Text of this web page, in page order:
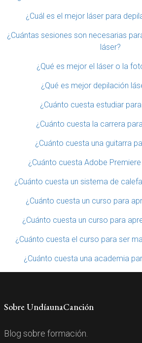
¿Cuál es el mejor láser para
¿Cuántas sesiones son necesarias
láser?
¿Qué es mejor el láser o la
¿Qué es mejor depilación
¿Cuánto cuesta estudiar
¿Cuánto cuesta la carrera
¿Cuánto cuesta una guitarra
¿Cuánto cuesta Adobe
¿Cuánto cuesta un sistema de
¿Cuánto cuesta un curso para
¿Cuánto cuesta un curso para
¿Cuánto cuesta el curso para ser
¿Cuánto cuesta una academia
Sobre UndíaunaCanción
Blog sobre formación.